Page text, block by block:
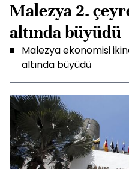
Malezya 2.
altında büyüdü
Malezya ekonomisi
altında büyüdü